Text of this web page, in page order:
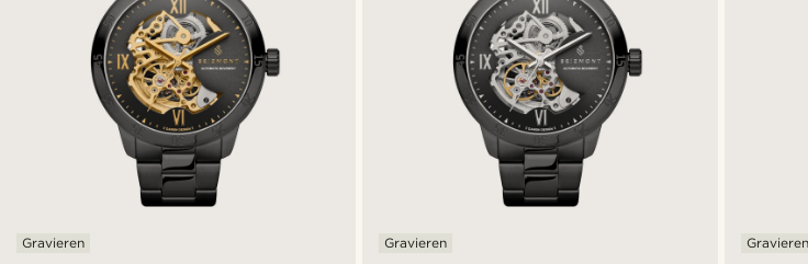
Gravieren Gravieren Gravieren